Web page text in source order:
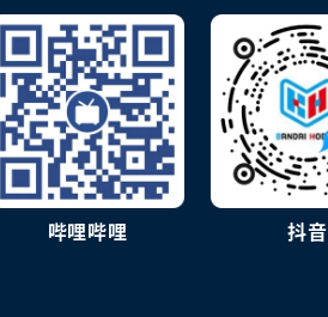
哔哩哔哩 抖音